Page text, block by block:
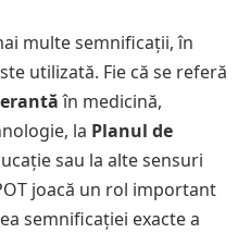
multe semnificații, în
utilizată. Fie că se referă
în medicină,
la Planul de
sau la alte sensuri
joacă un rol important
semnificației exacte a